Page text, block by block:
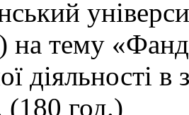
тему
діяльності
(180 год.)